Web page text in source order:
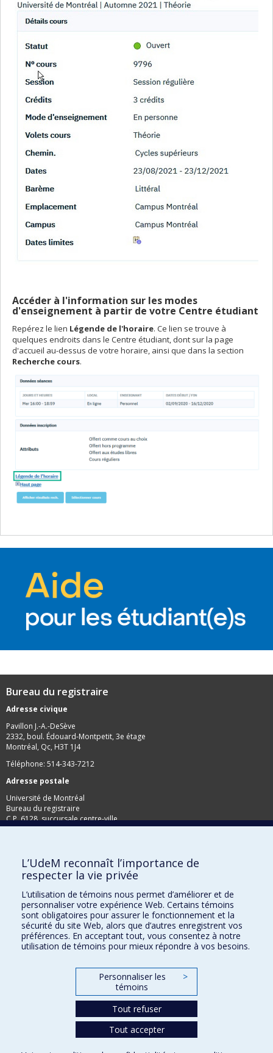
Accéder à l'information sur les modes
d'enseignement à partir de votre Centre étudiant
Repérez le lien Légende de l'horaire. Ce lien se trouve à
quelques endroits dans le Centre étudiant, dont sur la page
d'accueil au-dessus de votre horaire, ainsi que dans la section
Recherche cours.
Bureau du registraire
Adresse civique
Pavillon J.-A.-DeSève
2332, boul. Édouard-Montpetit, 3e étage
Montréal, Qc, H3T 1J4
Téléphone: 514-343-7212
Adresse postale
Université de Montréal
Bureau du registraire
C.P. 6128, succursale centre-ville
Montréal, Qc, H3C 3J7
L’UdeM reconnaît l’importance de
respecter la vie privée
L’utilisation de témoins nous permet d’améliorer et de
personnaliser votre expérience Web. Certains témoins
sont obligatoires pour assurer le fonctionnement et la
sécurité du site Web, alors que d’autres enregistrent vos
préférences. En acceptant tout, vous consentez à notre
utilisation de témoins pour mieux répondre à vos besoins.
Personnaliser les
témoins
>
Tout refuser
Tout accepter